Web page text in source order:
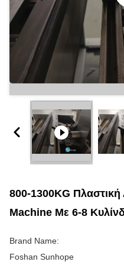
800-1300KG
Machine Με 6-8
Brand Name:
Foshan Sunhope